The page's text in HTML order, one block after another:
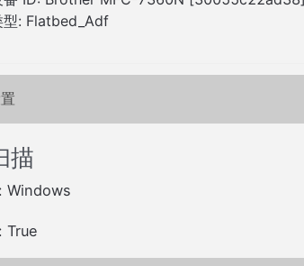
型: Flatbed_Adf
描
Windows
True